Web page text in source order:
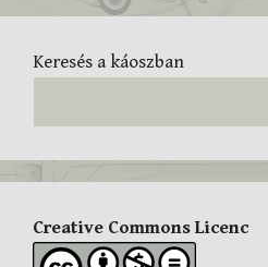
Keresés a káoszban
Creative Commons Licenc